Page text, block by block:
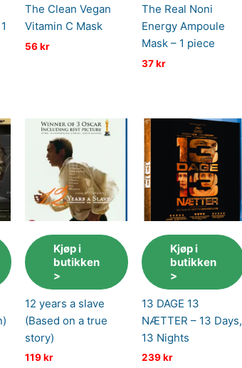
The Clean Vegan
Vitamin C Mask
56kr
The Real Noni
Energy Ampoule
Mask – 1 piece
37kr
Kjøp i
butikken
>
12 years a slave
(Based on a true
story)
119kr
Kjøp i
butikken
>
13 DAGE 13
NÆTTER – 13 Days,
13 Nights
239kr